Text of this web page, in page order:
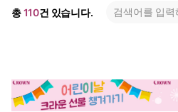
총110건 있습니다.